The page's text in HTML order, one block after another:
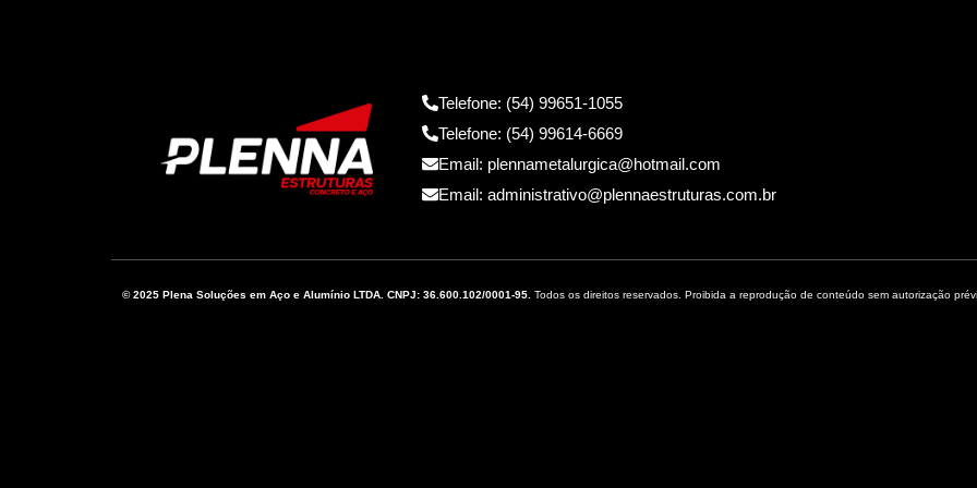
Telefone: (54) 99651-1055
Telefone: (54) 99614-6669
Email: plennametalurgica@hotmail.com
Email: administrativo@plennaestruturas.com.br
© 2025 Plena Soluções em Aço e Alumínio LTDA. CNPJ: 36.600.102/0001-95. Todos os direitos reservados. Proibida a reprodução de conteúdo sem autorização